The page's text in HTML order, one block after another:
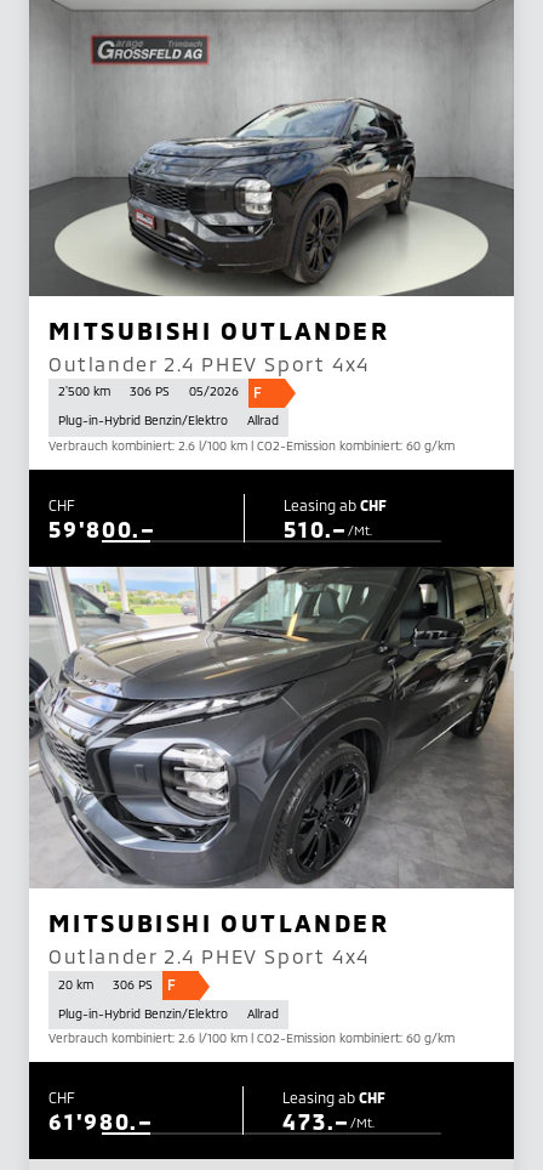
MITSUBISHI OUTLANDER
Outlander 2.4 PHEV Sport 4x4
2'500 km 306 PS 05/2026 F
Plug-in-Hybrid Benzin/Elektro
Allrad
Verbrauch kombiniert: 2.6 l/100 km | CO2-Emission kombiniert: 60 g/km
CHF
59'800.–
Leasing abCHF
510.–/Mt.
MITSUBISHI OUTLANDER
Outlander 2.4 PHEV Sport 4x4
20 km 306 PS F
Plug-in-Hybrid Benzin/Elektro
Allrad
Verbrauch kombiniert: 2.6 l/100 km | CO2-Emission kombiniert: 60 g/km
CHF
61'980.–
Leasing abCHF
473.–/Mt.